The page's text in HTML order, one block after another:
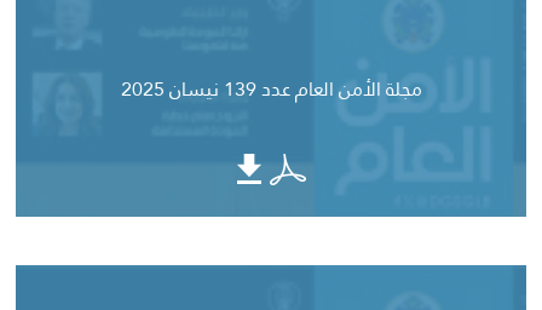
مجلة الأمن العام عدد 139 نيسان 2025